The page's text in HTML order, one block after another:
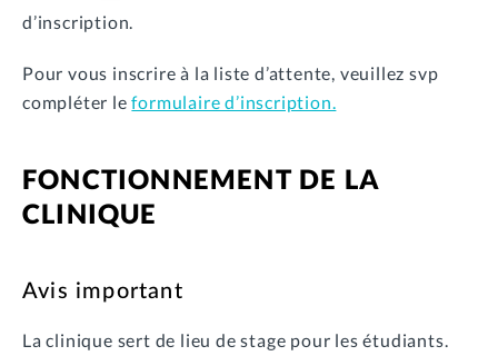
d’inscription.
Pour vous inscrire à la liste d’attente, veuillez svp
compléter leformulaire d’inscription.
FONCTIONNEMENT DE LA
CLINIQUE
Avis important
La clinique sert de lieu de stage pour les étudiants.